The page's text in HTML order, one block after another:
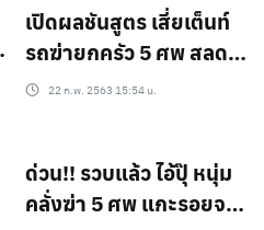
เปิดผลชันสูตร เสี่ยเต็นท์
รถฆ่ายกครัว 5 ศพ สลด
สุนัขตายคาบ้านอีก 6 ตัว
22 ก.พ. 2563 15:54 น.
ด่วน!! รวบแล้ว ไอ้ปุ๊ หนุ่ม
คลั่งฆ่า 5 ศพ แกะรอยจน